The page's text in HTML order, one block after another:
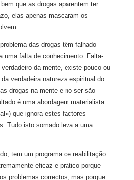
que as drogas aparentem ter
elas apenas mascaram os
das drogas têm falhado
uma falta de conhecimento. Falta-
verdadeiro da mente, existe pouco ou
verdadeira natureza espiritual do
drogas na mente e no ser são
é uma abordagem materialista
que ignora estes factores
Tudo isto somado leva a uma
tem um programa de reabilitação
eficaz e prático porque
problemas correctos, mas porque